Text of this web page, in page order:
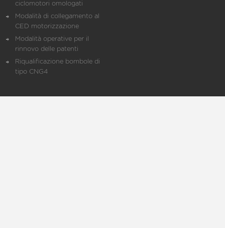
ciclomotori omologati
Modalità di collegamento al
CED motorizzazione
Modalità operative per il
rinnovo delle patenti
Riqualificazione bombole di
tipo CNG4